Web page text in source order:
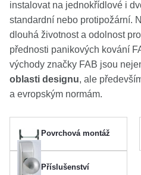
Kamenná prodejna
Kontakt
instalovat na jednokřídlové i
standardní nebo protipožární.
dlouhá životnost a odolnost
přednosti panikových kování
východy značky FAB jsou
oblasti designu, ale
a evropským normám.
Povrchová montáž
Příslušenství